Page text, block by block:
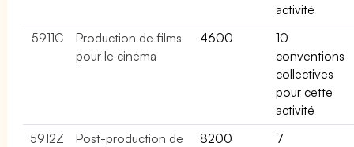
activité
5911C
Production de films
pour le cinéma
4600
10
conventions
collectives
pour cette
activité
5912Z
Post-production de
8200
7